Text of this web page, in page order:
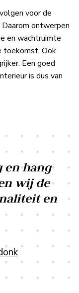
voor de
ontwerpen
en wachtruimte
toekomst. Ook
Een goed
is dus van
en hang
wij de
en